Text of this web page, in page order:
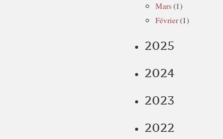
Mars(1)
Février(1)
2025
2024
2023
2022